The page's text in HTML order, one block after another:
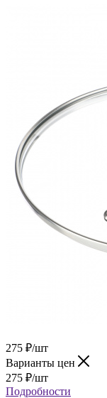
275 ₽/шт
Варианты цен
275 ₽/шт
Подробности